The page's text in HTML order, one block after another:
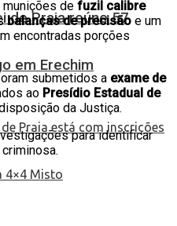
de Praia reúne 57
em Erechim
de fuzil calibre
balanças de precisão e um
encontradas porções
submetidos a exame de
ao Presídio Estadual de
da Justiça.
para identificar